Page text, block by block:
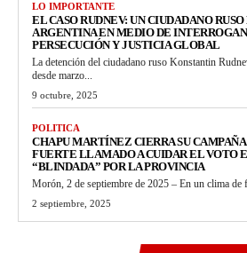
LO IMPORTANTE
EL CASO RUDNEV: UN CIUDADANO
ARGENTINA EN MEDIO DE
PERSECUCIÓN Y JUSTICIA GLOBAL
La detención del ciudadano ruso Konstantin
desde marzo...
9 octubre, 2025
POLITICA
CHAPU MARTÍNEZ CIERRA SU
FUERTE LLAMADO A CUIDAR EL VOTO
“BLINDADA” POR LA PROVINCIA
Morón, 2 de septiembre de 2025 – En un clima de
2 septiembre, 2025